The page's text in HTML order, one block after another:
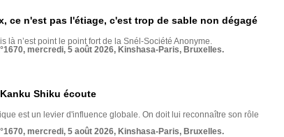
ce n'est pas l'étiage, c'est trop de sable non dégagé
là n’est point le point fort de la Snél-Société Anonyme.
mercredi, 5 août 2026, Kinshasa-Paris, Bruxelles.
Shiku écoute
est un levier d'influence globale. On doit lui reconnaître son rôle
mercredi, 5 août 2026, Kinshasa-Paris, Bruxelles.